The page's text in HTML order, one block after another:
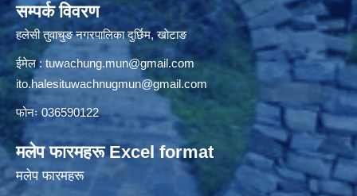
सम्पर्क विवरण
हलेसी तुवाचुङ नगरपालिका दुर्छिम, खाेटाङ
ईमेल : tuwachung.mun@gmail.com
ito.halesituwachnugmun@gmail.com
फोनः 036590122
मलेप फारमहरू Excel format
मलेप फारमहरू